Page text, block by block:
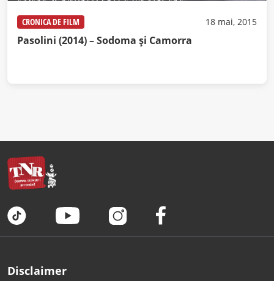
CRONICA DE FILM 18 mai, 2015
Pasolini (2014) – Sodoma și Camorra
Disclaimer